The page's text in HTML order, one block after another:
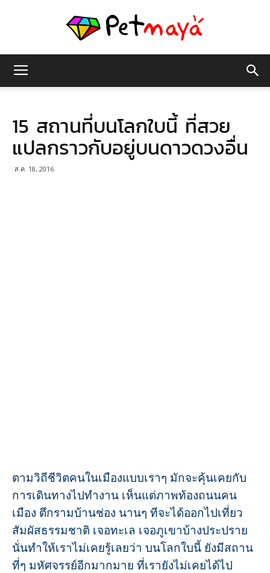
มายา
15 สถานที่บนโลกใบนี้ ที่สวย
แปลกราวกับอยู่บนดาวดวงอื่น
ส.ค. 18, 2016
ตามวิถีชีวิตคนในเมืองแบบเราๆ มักจะคุ้นเคยกับ
การเดินทางไปทำงาน เห็นแต่ภาพท้องถนนคน
เมือง ตึกรามบ้านช่อง นานๆ ทีจะได้ออกไปเที่ยว
สัมผัสธรรมชาติ เจอทะเล เจอภูเขาบ้างประปราย
นั่นทำให้เราไม่เคยรู้เลยว่า บนโลกใบนี้ ยังมีสถาน
ที่ๆ มหัศจรรย์อีกมากมาย ที่เรายังไม่เคยได้ไป